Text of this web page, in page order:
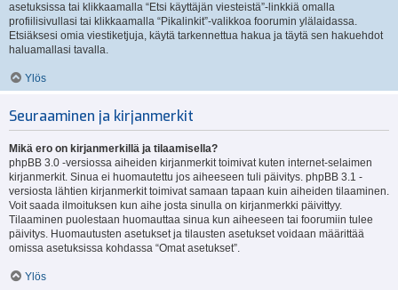
asetuksissa tai klikkaamalla “Etsi käyttäjän viesteistä”-linkkiä omalla
profiilisivullasi tai klikkaamalla “Pikalinkit”-valikkoa foorumin ylälaidassa.
Etsiäksesi omia viestiketjuja, käytä tarkennettua hakua ja täytä sen hakuehdot
haluamallasi tavalla.
Ylös
Seuraaminen ja kirjanmerkit
Mikä ero on kirjanmerkillä ja tilaamisella?
phpBB 3.0 -versiossa aiheiden kirjanmerkit toimivat kuten internet-selaimen
kirjanmerkit. Sinua ei huomautettu jos aiheeseen tuli päivitys. phpBB 3.1 -
versiosta lähtien kirjanmerkit toimivat samaan tapaan kuin aiheiden tilaaminen.
Voit saada ilmoituksen kun aihe josta sinulla on kirjanmerkki päivittyy.
Tilaaminen puolestaan huomauttaa sinua kun aiheeseen tai foorumiin tulee
päivitys. Huomautusten asetukset ja tilausten asetukset voidaan määrittää
omissa asetuksissa kohdassa “Omat asetukset”.
Ylös